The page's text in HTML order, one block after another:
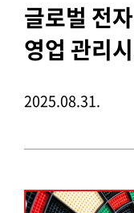
글로벌 전
영업 관리
2025.08.31.